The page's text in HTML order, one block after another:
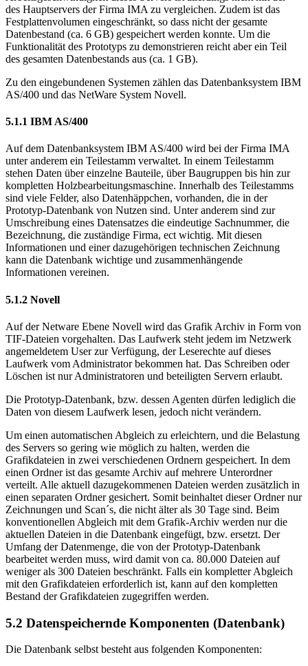
des Hauptservers der Firma IMA zu vergleichen. Zudem ist das
Festplattenvolumen eingeschränkt, so dass nicht der gesamte
Datenbestand (ca. 6 GB) gespeichert werden konnte. Um die
Funktionalität des Prototyps zu demonstrieren reicht aber ein Teil
des gesamten Datenbestands aus (ca. 1 GB).
Zu den eingebundenen Systemen zählen das Datenbanksystem IBM
AS/400 und das NetWare System Novell.
5.1.1 IBM AS/400
Auf dem Datenbanksystem IBM AS/400 wird bei der Firma IMA
unter anderem ein Teilestamm verwaltet. In einem Teilestamm
stehen Daten über einzelne Bauteile, über Baugruppen bis hin zur
kompletten Holzbearbeitungsmaschine. Innerhalb des Teilestamms
sind viele Felder, also Datenhäppchen, vorhanden, die in der
Prototyp-Datenbank von Nutzen sind. Unter anderem sind zur
Umschreibung eines Datensatzes die eindeutige Sachnummer, die
Bezeichnung, die zuständige Firma, ect wichtig. Mit diesen
Informationen und einer dazugehörigen technischen Zeichnung
kann die Datenbank wichtige und zusammenhängende
Informationen vereinen.
5.1.2 Novell
Auf der Netware Ebene Novell wird das Grafik Archiv in Form von
TIF-Dateien vorgehalten. Das Laufwerk steht jedem im Netzwerk
angemeldetem User zur Verfügung, der Leserechte auf dieses
Laufwerk vom Administrator bekommen hat. Das Schreiben oder
Löschen ist nur Administratoren und beteiligten Servern erlaubt.
Die Prototyp-Datenbank, bzw. dessen Agenten dürfen lediglich die
Daten von diesem Laufwerk lesen, jedoch nicht verändern.
Um einen automatischen Abgleich zu erleichtern, und die Belastung
des Servers so gering wie möglich zu halten, werden die
Grafikdateien in zwei verschiedenen Ordnern gespeichert. In dem
einen Ordner ist das gesamte Archiv auf mehrere Unterordner
verteilt. Alle aktuell dazugekommenen Dateien werden zusätzlich in
einen separaten Ordner gesichert. Somit beinhaltet dieser Ordner nur
Zeichnungen und Scan´s, die nicht älter als 30 Tage sind. Beim
konventionellen Abgleich mit dem Grafik-Archiv werden nur die
aktuellen Dateien in die Datenbank eingefügt, bzw. ersetzt. Der
Umfang der Datenmenge, die von der Prototyp-Datenbank
bearbeitet werden muss, wird damit von ca. 80.000 Dateien auf
weniger als 300 Dateien beschränkt. Falls ein kompletter Abgleich
mit den Grafikdateien erforderlich ist, kann auf den kompletten
Bestand der Grafikdateien zugegriffen werden.
5.2 Datenspeichernde Komponenten (Datenbank)
Die Datenbank selbst besteht aus folgenden Komponenten: